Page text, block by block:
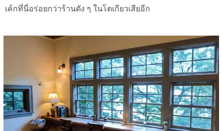
เค้กที่นี่อร่อยกว่าร้านดัง ๆ ในโตเกียวเสียอีก